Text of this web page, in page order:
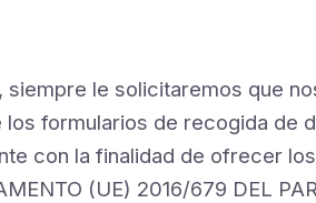
le solicitaremos que
formularios de recogida de
con la finalidad de ofrecer
(UE) 2016/679 DEL